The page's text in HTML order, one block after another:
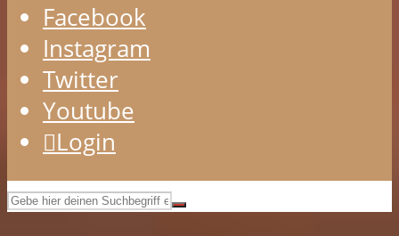
Facebook
Instagram
Twitter
Youtube
Login